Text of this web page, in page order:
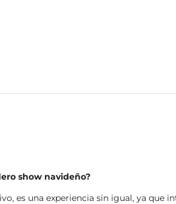
show navideño?
es una experiencia sin igual, ya que